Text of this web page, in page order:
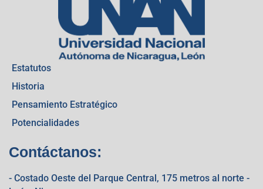
Estatutos
Historia
Pensamiento Estratégico
Potencialidades
Contáctanos:
- Costado Oeste del Parque Central, 175 metros al norte -